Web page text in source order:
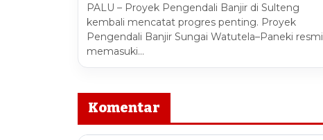
PALU – Proyek Pengendali Banjir di Sulteng
kembali mencatat progres penting. Proyek
Pengendali Banjir Sungai Watutela–Paneki resmi
memasuki…
Komentar